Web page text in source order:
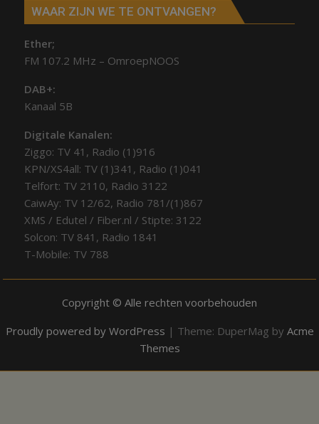
WAAR ZIJN WE TE ONTVANGEN?
Ether;
FM 107.2 MHz – OmroepNOOS
DAB+:
Kanaal 5B
Digitale Kanalen:
Ziggo: TV 41, Radio (1)916
KPN/XS4all: TV (1)341, Radio (1)041
Telfort: TV 2110, Radio 3122
CaiwAy: TV 12/62, Radio 781/(1)867
XMS / Edutel / Fiber.nl / Stipte: 3122
Solcon: TV 841, Radio 1841
T-Mobile: TV 788
Copyright © Alle rechten voorbehouden
Proudly powered by WordPress | Theme: DuperMag by Acme
Themes